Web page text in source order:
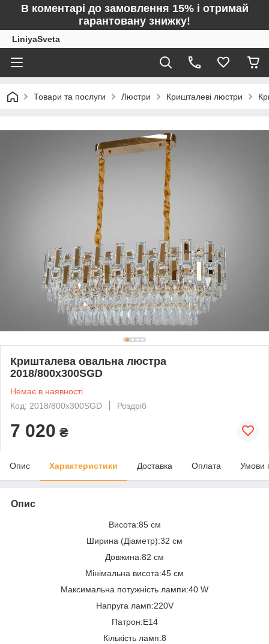
В коментарі до замовлення 15% і отримай
гарантовану знижку!
LiniyaSveta
Товари та послуги Люстри Кришталеві люстри
Кришталева овальна люстра
2018/800x300SGD
Немає в наявності
Код: 2018/800x300SGD
Роздріб
7 020 ₴
Опис Характеристики Доставка Оплата Умови
Опис
Висота:85 см
Ширина (Діаметр):32 см
Довжина:82 см
Мінімальна висота:45 см
Максимальна потужність лампи:40 W
Напруга ламп:220V
Патрон:E14
Кількість ламп:8